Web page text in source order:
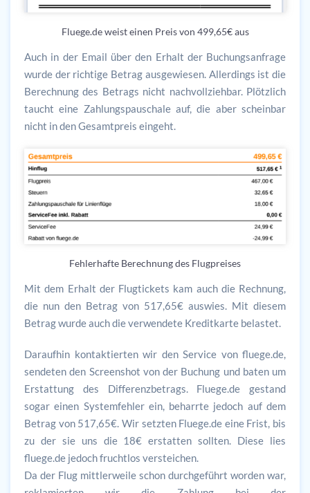
Fluege.de weist einen Preis von 499,65€ aus
Auch in der Email über den Erhalt der Buchungsanfrage
wurde der richtige Betrag ausgewiesen. Allerdings ist die
Berechnung des Betrags nicht nachvollziehbar. Plötzlich
taucht eine Zahlungspauschale auf, die aber scheinbar
nicht in den Gesamtpreis eingeht.
Fehlerhafte Berechnung des Flugpreises
Mit dem Erhalt der Flugtickets kam auch die Rechnung,
die nun den Betrag von 517,65€ auswies. Mit diesem
Betrag wurde auch die verwendete Kreditkarte belastet.
Daraufhin kontaktierten wir den Service von fluege.de,
sendeten den Screenshot von der Buchung und baten um
Erstattung des Differenzbetrags. Fluege.de gestand
sogar einen Systemfehler ein, beharrte jedoch auf dem
Betrag von 517,65€. Wir setzten Fluege.de eine Frist, bis
zu der sie uns die 18€ erstatten sollten. Diese lies
fluege.de jedoch fruchtlos versteichen.
Da der Flug mittlerweile schon durchgeführt worden war,